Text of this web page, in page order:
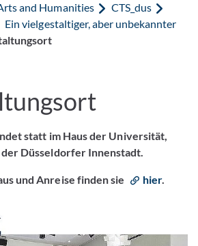
and Humanities
CTS_dus
Ein vielgestaltiger, aber unbekannter
statt im Haus der Universität,
Düsseldorfer Innenstadt.
und Anreise finden sie hier.